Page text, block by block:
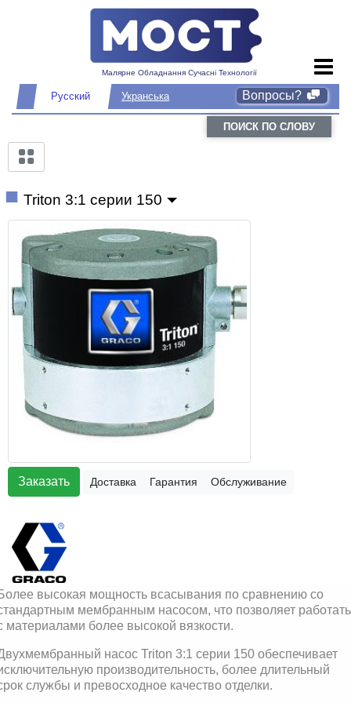
Малярне Обладнання Сучасні Технології
Русский Укранська Вопросы?
ПОИСК ПО СЛОВУ
Triton 3:1 серии 150
Заказать Доставка Гарантия Обслуживание
высокая мощность всасывания по сравнению со
мембранным насосом, что позволяет работать
материалами более высокой вязкости.
насос Triton 3:1 серии 150 обеспечивает
производительность, более длительный
службы и превосходное качество отделки.